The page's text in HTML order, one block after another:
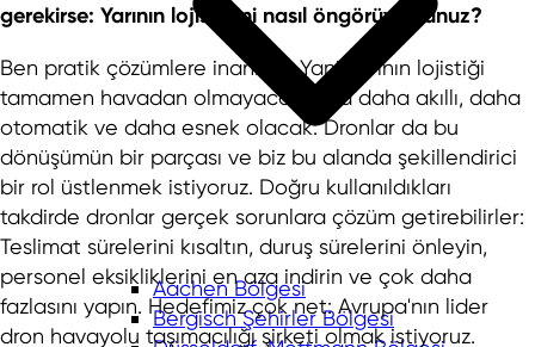
Aachen Bölgesi
Bergisch Şehirler Bölgesi
gerekirse: Yarının lojistiğini nasıl öngörüyorsunuz?
Ben pratik çözümlere inanırım. Yani yarının lojistiği
tamamen havadan olmayacak ama daha akıllı, daha
otomatik ve daha esnek olacak. Dronlar da bu
dönüşümün bir parçası ve biz bu alanda şekillendirici
bir rol üstlenmek istiyoruz. Doğru kullanıldıkları
takdirde dronlar gerçek sorunlara çözüm getirebilirler:
Teslimat sürelerini kısaltın, duruş sürelerini önleyin,
personel eksikliklerini en aza indirin ve çok daha
fazlasını yapın. Hedefimiz çok net: Avrupa'nın lider
dron havayolu taşımacılığı şirketi olmak istiyoruz.